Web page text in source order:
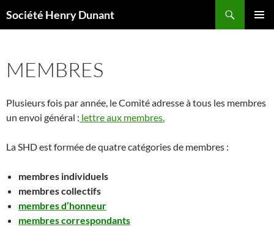
au
Société Henry Dunant
MEMBRES
Plusieurs fois par année, le Comité adresse à tous les membres
un envoi général : lettre aux membres.
La SHD est formée de quatre catégories de membres :
membres individuels
membres collectifs
membres d’honneur
membres correspondants